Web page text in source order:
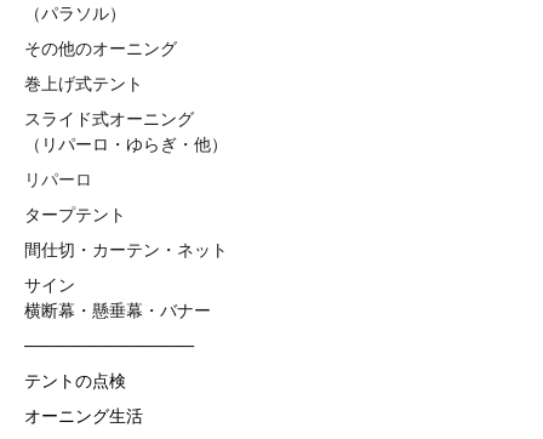
（パラソル）
その他のオーニング
巻上げ式テント
スライド式オーニング
（リパーロ・ゆらぎ・他）
リパーロ
タープテント
間仕切・カーテン・ネット
サイン
横断幕・懸垂幕・バナー
——————————
テントの点検
オーニング生活